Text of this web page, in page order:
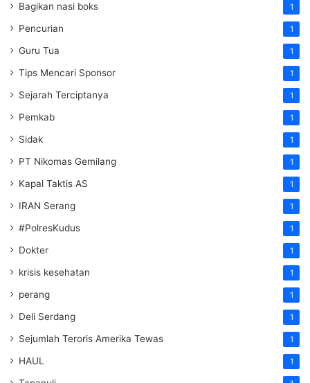
Bagikan nasi boks 1
Pencurian 1
Guru Tua 1
Tips Mencari Sponsor 1
Sejarah Terciptanya 1
Pemkab 1
Sidak 1
PT Nikomas Gemilang 1
Kapal Taktis AS 1
IRAN Serang 1
#PolresKudus 1
Dokter 1
krisis kesehatan 1
perang 1
Deli Serdang 1
Sejumlah Teroris Amerika Tewas 1
HAUL 1